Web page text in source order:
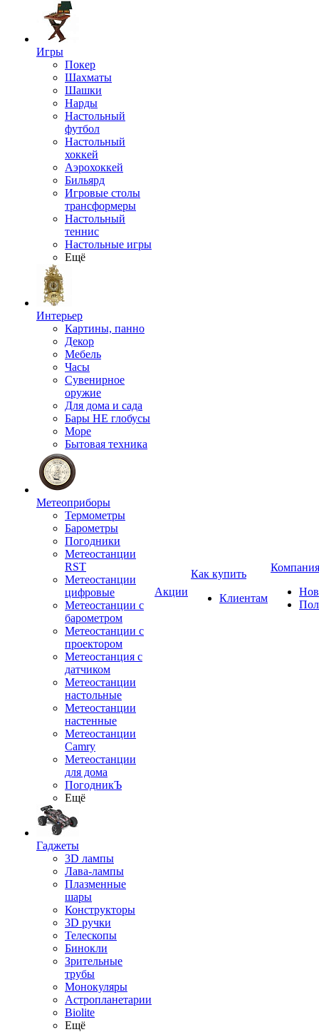
Игры
Покер
Шахматы
Шашки
Нарды
Настольный
футбол
Настольный
хоккей
Аэрохоккей
Бильярд
Игровые столы
трансформеры
Настольный
теннис
Настольные игры
Ещё
Интерьер
Картины, панно
Декор
Мебель
Часы
Сувенирное
оружие
Для дома и сада
Бары НЕ глобусы
Море
Бытовая техника
Метеоприборы
Термометры
Барометры
Погодники
Метеостанции
RST
Метеостанции
цифровые
Метеостанции с
барометром
Метеостанции с
проектором
Метеостанция с
датчиком
Метеостанции
настольные
Метеостанции
настенные
Метеостанции
Camry
Метеостанции
для дома
ПогодникЪ
Ещё
Гаджеты
3D лампы
Лава-лампы
Плазменные
шары
Конструкторы
3D ручки
Телескопы
Бинокли
Зрительные
трубы
Монокуляры
Астропланетарии
Biolite
Ещё
Акции
Как купить
Клиентам
Компания